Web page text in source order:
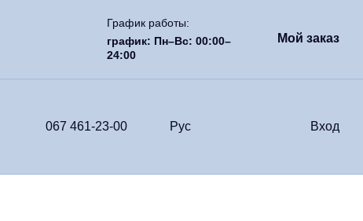
График работы:
график: Пн–Вс: 00:00–
24:00
Мой заказ
067 461-23-00 Рус Вход